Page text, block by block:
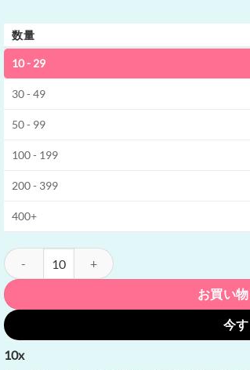
数量
10 - 29
30 - 49
50 - 99
100 - 199
200 - 399
400+
Bang Blaze 4-in-1 60K 使い捨てベイプ | 60000 パ
お買い
今
10x